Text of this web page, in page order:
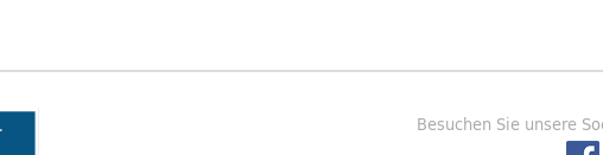
Besuchen Sie unsere